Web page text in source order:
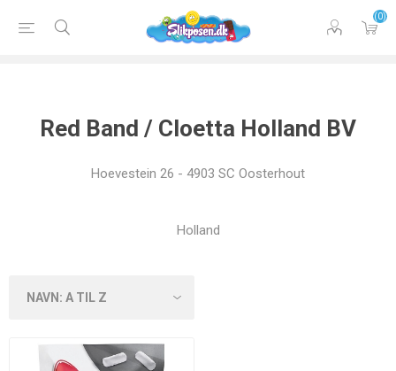
(0)
Red Band / Cloetta Holland BV
Hoevestein 26 - 4903 SC Oosterhout
Holland